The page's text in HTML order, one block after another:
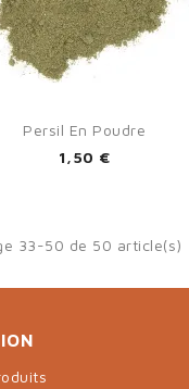
Aperçu rapide
Persil En Poudre
1,50 €
33-50 de 50 article(s)